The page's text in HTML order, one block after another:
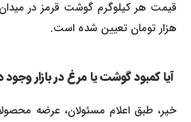
هزار تومان تعیین شده است.
آیا کمبود گوشت یا مرغ در بازار وجود
خیر، طبق اعلام مسئولان، عرضه